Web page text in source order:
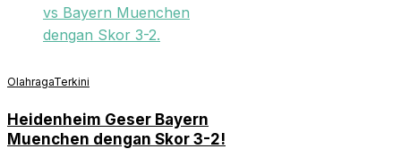
OlahragaTerkini
Heidenheim Geser Bayern
Muenchen dengan Skor 3-2!